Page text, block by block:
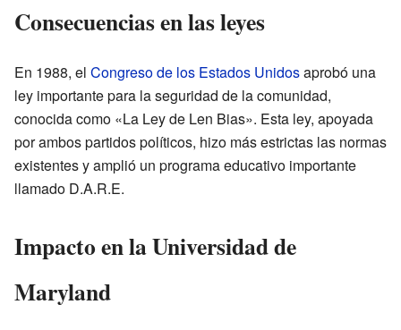
Consecuencias en las leyes
En 1988, el Congreso de los Estados Unidosaprobó una
ley importante para la seguridad de la comunidad,
conocida como «La Ley de Len Bias». Esta ley, apoyada
por ambos partidos políticos, hizo más estrictas las normas
existentes y amplió un programa educativo importante
llamado D.A.R.E.
Impacto en la Universidad de
Maryland